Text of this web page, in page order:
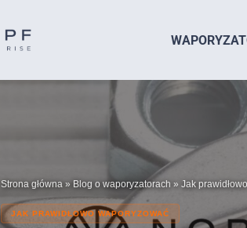
Strona główna » Blog o waporyzatorach » Jak
JAK PRAWIDŁOWO WAPORYZOWAĆ